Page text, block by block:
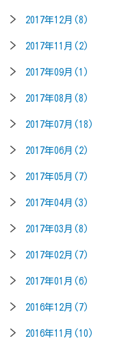
2017年12月(8)
2017年11月(2)
2017年09月(1)
2017年08月(8)
2017年07月(18)
2017年06月(2)
2017年05月(7)
2017年04月(3)
2017年03月(8)
2017年02月(7)
2017年01月(6)
2016年12月(7)
2016年11月(10)